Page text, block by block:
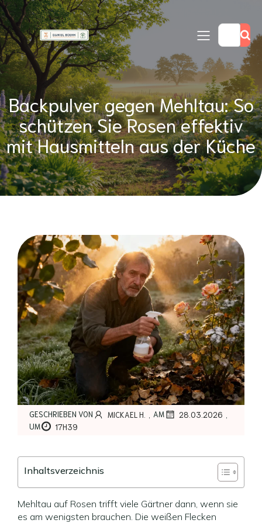
Backpulver gegen Mehltau: So
schützen Sie Rosen effektiv
mit Hausmitteln aus der Küche
GESCHRIEBEN VON MICKAEL H. , AM 28.03.2026 ,
UM 17H39
Inhaltsverzeichnis
Mehltau auf Rosen trifft viele Gärtner dann, wenn sie
es am wenigsten brauchen. Die weißen Flecken